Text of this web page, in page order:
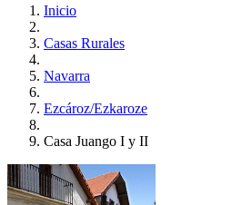
Inicio
Casas Rurales
Navarra
Ezcároz/Ezkaroze
Casa Juango I y II